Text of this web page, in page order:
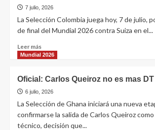
7 julio, 2026
La Selección Colombia juega hoy, 7 de julio,
de final del Mundial 2026 contra Suiza en el...
Leer más
Mundial 2026
Oficial: Carlos Queiroz no es mas
6 julio, 2026
La Selección de Ghana iniciará una nueva
confirmarse la salida de Carlos Queiroz
técnico, decisión que...